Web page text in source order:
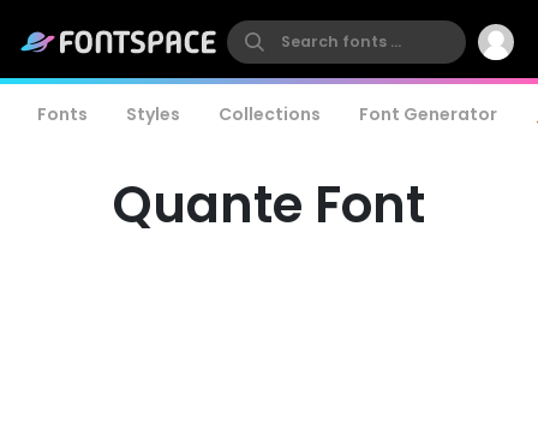
Fonts Styles Collections Font Generator
Quante Font